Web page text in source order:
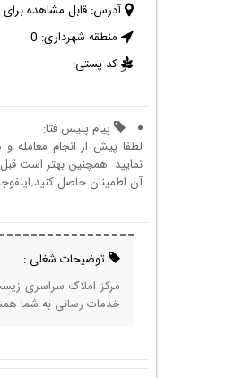
آدرس: قابل مشاهده برای
منطقه شهرداری: 0
کد پستی:
پیام پلیس فتا:
لطفا پیش از انجام
نمایید. همچنین بهتر است
آن اطمینان حاصل
توضیحات شغلی :
مرکز املاک سراسری
خدمات رسانی به شما